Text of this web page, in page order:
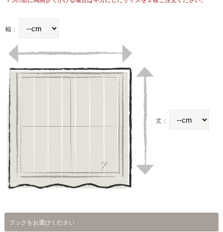
幅：
丈：
フックをお選びください